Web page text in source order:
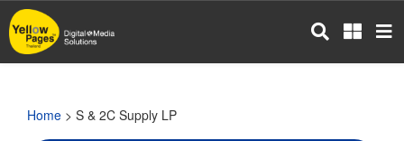
Skip
to
main
Home > S & 2C Supply LP